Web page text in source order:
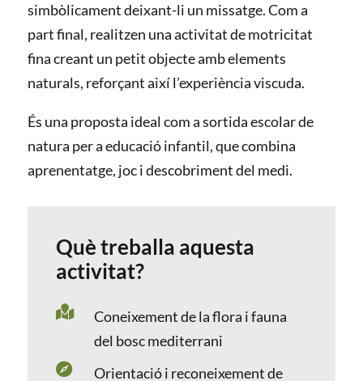
simbòlicament deixant-li un missatge. Com a
part final, realitzen una activitat de motricitat
fina creant un petit objecte amb elements
naturals, reforçant així l’experiència viscuda.
És una proposta ideal com a sortida escolar de
natura per a educació infantil, que combina
aprenentatge, joc i descobriment del medi.
Què treballa aquesta
activitat?

Coneixement de la flora i fauna
del bosc mediterrani

Orientació i reconeixement de